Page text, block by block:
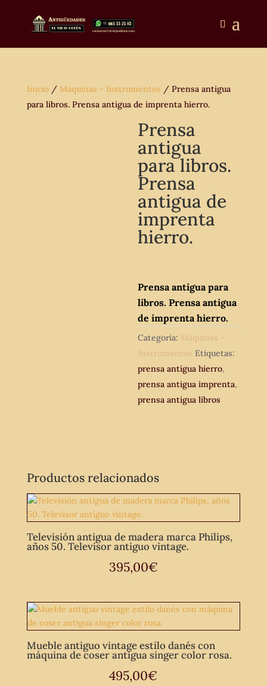
Inicio/ Máquinas - Instrumentos / Prensa antigua
para libros. Prensa antigua de imprenta hierro.
Prensa
antigua
para libros.
Prensa
antigua de
imprenta
hierro.
Prensa antigua para
libros. Prensa antigua
de imprenta hierro.
Categoría: Máquinas -
Instrumentos Etiquetas:
prensa antigua hierro,
prensa antigua imprenta,
prensa antigua libros
Productos relacionados
Televisión antigua de madera marca Philips,
años 50. Televisor antiguo vintage.
395,00€
Mueble antiguo vintage estilo danés con
máquina de coser antigua singer color rosa.
495,00€